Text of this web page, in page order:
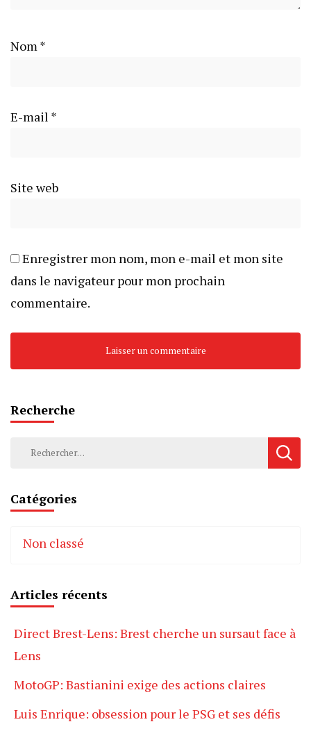
Nom *
E-mail *
Site web
Enregistrer mon nom, mon e-mail et mon site
dans le navigateur pour mon prochain
commentaire.
Recherche
Rechercher :
Catégories
Non classé
Articles récents
Direct Brest-Lens: Brest cherche un sursaut face à
Lens
MotoGP: Bastianini exige des actions claires
Luis Enrique: obsession pour le PSG et ses défis